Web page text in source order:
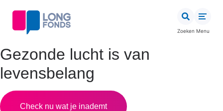
gaan
Zoeken Menu
Gezonde lucht is van
levensbelang
Check nu wat je inademt